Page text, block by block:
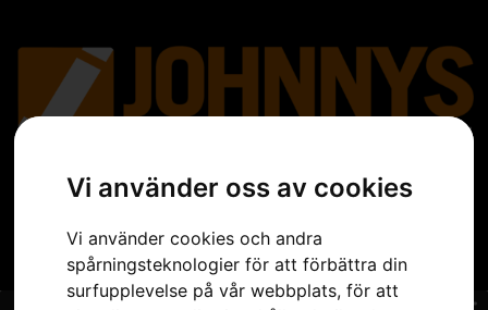
Vi använder oss av cookies
Vi använder cookies och andra
spårningsteknologier för att förbättra din
surfupplevelse på vår webbplats, för att